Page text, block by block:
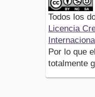
Todos los
Licencia
Por lo que
totalmente